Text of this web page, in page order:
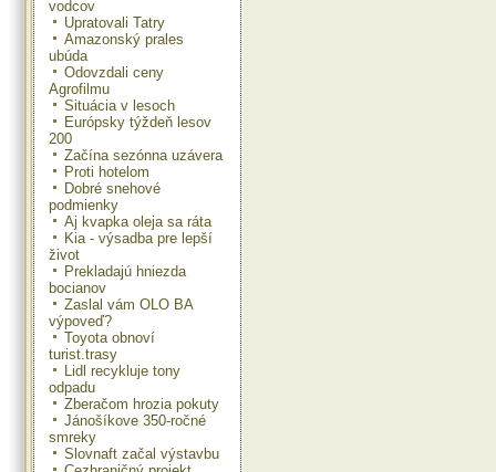
vodcov
Upratovali Tatry
Amazonský prales
ubúda
Odovzdali ceny
Agrofilmu
Situácia v lesoch
Európsky týždeň lesov
200
Začína sezónna uzávera
Proti hotelom
Dobré snehové
podmienky
Aj kvapka oleja sa ráta
Kia - výsadba pre lepší
život
Prekladajú hniezda
bocianov
Zaslal vám OLO BA
výpoveď?
Toyota obnoví
turist.trasy
Lidl recykluje tony
odpadu
Zberačom hrozia pokuty
Jánošíkove 350-ročné
smreky
Slovnaft začal výstavbu